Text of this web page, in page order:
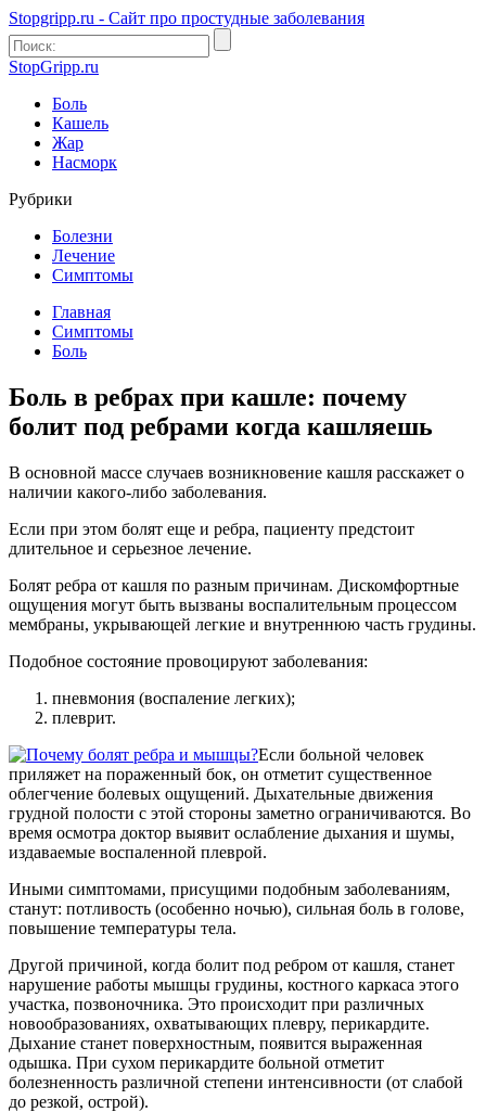
Stopgripp.ru - Cайт про простудные заболевания
StopGripp.ru
Боль
Кашель
Жар
Насморк
Рубрики
Болезни
Лечение
Симптомы
Главная
Симптомы
Боль
Боль в ребрах при кашле: почему
болит под ребрами когда кашляешь
В основной массе случаев возникновение кашля расскажет о
наличии какого-либо заболевания.
Если при этом болят еще и ребра, пациенту предстоит
длительное и серьезное лечение.
Болят ребра от кашля по разным причинам. Дискомфортные
ощущения могут быть вызваны воспалительным процессом
мембраны, укрывающей легкие и внутреннюю часть грудины.
Подобное состояние провоцируют заболевания:
пневмония (воспаление легких);
плеврит.
Если больной человек
приляжет на пораженный бок, он отметит существенное
облегчение болевых ощущений. Дыхательные движения
грудной полости с этой стороны заметно ограничиваются. Во
время осмотра доктор выявит ослабление дыхания и шумы,
издаваемые воспаленной плеврой.
Иными симптомами, присущими подобным заболеваниям,
станут: потливость (особенно ночью), сильная боль в голове,
повышение температуры тела.
Другой причиной, когда болит под ребром от кашля, станет
нарушение работы мышцы грудины, костного каркаса этого
участка, позвоночника. Это происходит при различных
новообразованиях, охватывающих плевру, перикардите.
Дыхание станет поверхностным, появится выраженная
одышка. При сухом перикардите больной отметит
болезненность различной степени интенсивности (от слабой
до резкой, острой).